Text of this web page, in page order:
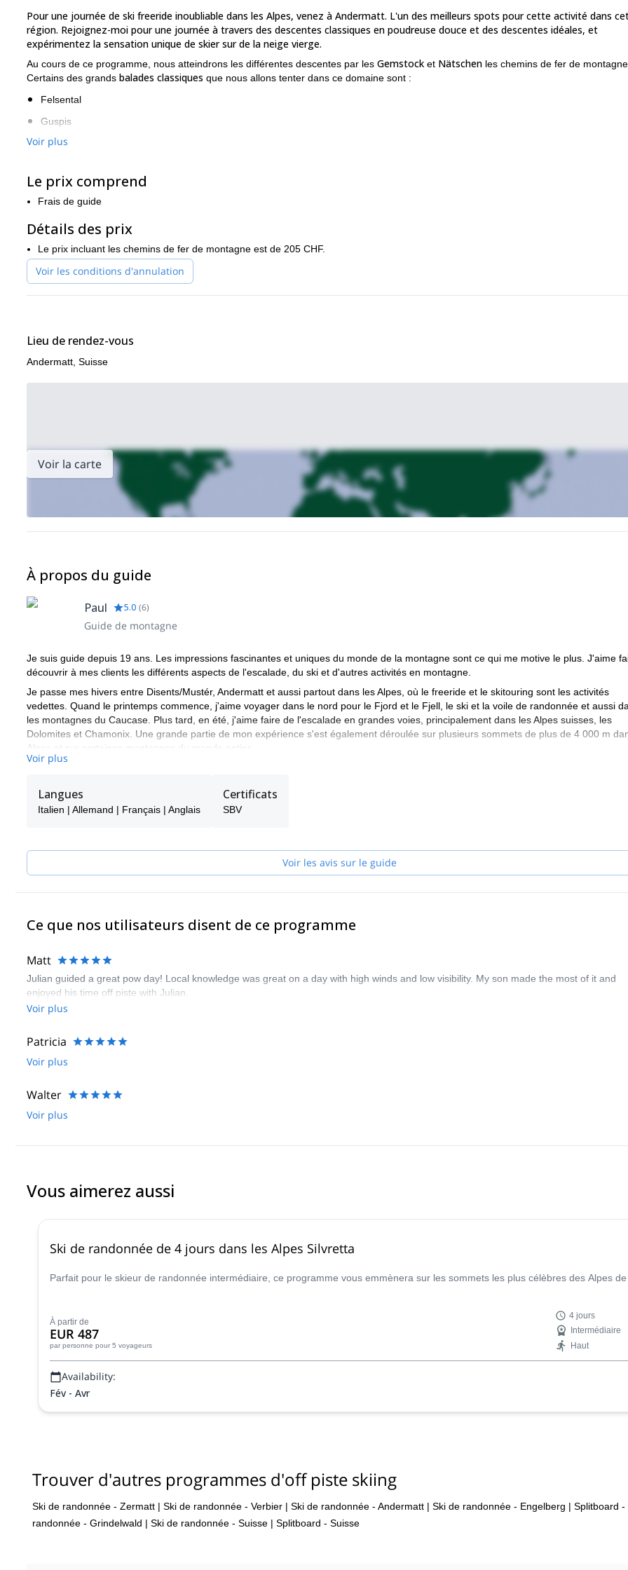
Pour une journée de ski freeride inoubliable dans les Alpes, venez à Andermatt. L'un des meilleurs spots pour cette activité dans
région. Rejoignez-moi pour une journée à travers des descentes classiques en poudreuse douce et des descentes idéales, et
expérimentez la sensation unique de skier sur de la neige vierge.
Au cours de ce programme, nous atteindrons les différentes descentes par les Gemstock et Nätschen les chemins de fer de montagne.
Certains des grands balades classiques que nous allons tenter dans ce domaine sont :
Felsental
Guspis
Hinter- und Vorderälpli
Teufalstal-Coulior
Dans chaque programme, je m'assure que chaque membre du groupe puisse profiter de l'expérience et atteindre ses objectifs pour la
célébrerons nos réalisations en
Rejoignez l'un des groupes ouverts cette saison. Mes groupes comprennent généralement entre 4 et 8 skieurs. S'il y a plus de skieurs, je
peux inviter un deuxième guide à se joindre à nous.
Cette journée de ski freeride à Andermatt vous intéresse ? Demandez votre réservation pour cette saison.
Voir plus
Le prix comprend
Frais de guide
Détails des prix
Le prix incluant les chemins de fer de montagne est de 205 CHF.
Voir les conditions d'annulation
Lieu de rendez-vous
Andermatt, Suisse
Voir la carte
À propos du guide
Paul 5.0 (6)
Guide de montagne
Je suis guide depuis 19 ans. Les impressions fascinantes et uniques du monde de la montagne sont ce qui me motive le plus. J'aime
découvrir à mes clients les différents aspects de l'escalade, du ski et d'autres activités en montagne.
Je passe mes hivers entre Disents/Mustér, Andermatt et aussi partout dans les Alpes, où le freeride et le skitouring sont les activités
vedettes. Quand le printemps commence, j'aime voyager dans le nord pour le Fjord et le Fjell, le ski et la voile de randonnée et aussi
les montagnes du Caucase. Plus tard, en été, j'aime faire de l'escalade en grandes voies, principalement dans les Alpes suisses, les
Dolomites et Chamonix. Une grande partie de mon expérience s'est également déroulée sur plusieurs sommets de plus de 4 000 m
Alpes et sur certaines montagnes du monde entier.
Mes spécialités en tant que guide comprennent le ski, l'alpinisme dans la roche et la glace, et les escalades difficiles dans le calcaire et le
Une autre partie de mon travail est liée à la formation des guides de montagne suisses. Depuis 8 ans, je donne différents cours aux
aspirants guides.
enrichissantes. J'espère avoir le plaisir de vous guider bientôt, que ce soit en escalade, en ski ou en alpinisme.
Voir plus
Langues
Italien | Allemand | Français | Anglais
Certificats
SBV
Voir les avis sur le guide
Ce que nos utilisateurs disent de ce programme
Matt
Julian guided a great pow day! Local knowledge was great on a day with high winds and low visibility. My son made the most of it and
enjoyed his time off piste with Julian.
Voir plus
Patricia
Voir plus
Walter
Voir plus
Vous aimerez aussi
Ski de randonnée de 4 jours dans les Alpes Silvretta
Parfait pour le skieur de randonnée intermédiaire, ce programme vous emmènera sur les sommets les plus célèbres des Alpes
À partir de
EUR 487
par personne pour 5 voyageurs
4 jours
Intermédiaire
Haut
Availability:
Fév - Avr
Trouver d'autres programmes d'off piste skiing
Ski de randonnée - Zermatt | Ski de randonnée - Verbier | Ski de randonnée - Andermatt | Ski de randonnée - Engelberg | Splitboard
randonnée - Grindelwald | Ski de randonnée - Suisse | Splitboard - Suisse